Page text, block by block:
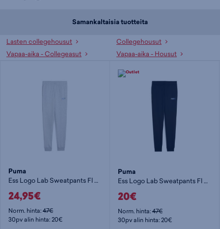
Samankaltaisia tuotteita
Lasten collegehousut
Collegehousut
Vapaa-aika - Collegeasut
Vapaa-aika - Housut
Puma
Ess Logo Lab Sweatpants Fl Cl Jr - poikien collegehousut
24,95€
Norm. hinta:47€
30pv alin hinta: 20€
Puma
Ess Logo Lab Sweatpants Fl Cl Jr - poikien collegehousut
20€
Norm. hinta:47€
30pv alin hinta: 20€